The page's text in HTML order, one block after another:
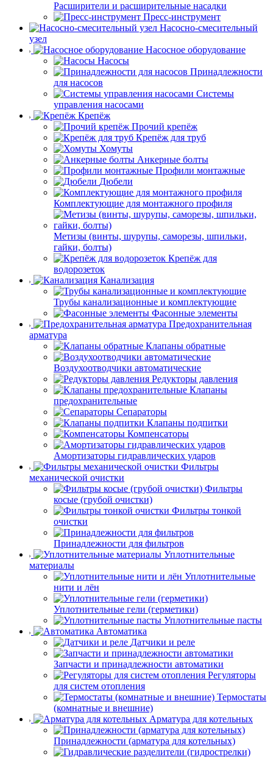
Расширители и расширительные насадки
Пресс-инструмент
Насосно-смесительный
узел
Насосное оборудование
Насосы
Принадлежности
для насосов
Системы
управления насосами
Крепёж
Прочий крепёж
Крепёж для труб
Хомуты
Анкерные болты
Профили монтажные
Дюбели
Комплектующие для монтажного профиля
Метизы (винты, шурупы, саморезы, шпильки,
гайки, болты)
Крепёж для
водорозеток
Канализация
Трубы канализационные и комплектующие
Фасонные элементы
Предохранительная
арматура
Клапаны обратные
Воздухоотводчики автоматические
Редукторы давления
Клапаны
предохранительные
Сепараторы
Клапаны подпитки
Компенсаторы
Амортизаторы гидравлических ударов
Фильтры
механической очистки
Фильтры
косые (грубой очистки)
Фильтры тонкой
очистки
Принадлежности для фильтров
Уплотнительные
материалы
Уплотнительные
нити и лён
Уплотнительные гели (герметики)
Уплотнительные пасты
Автоматика
Датчики и реле
Запчасти и принадлежности автоматики
Регуляторы
для систем отопления
Термостаты
(комнатные и внешние)
Арматура для котельных
Принадлежности (арматура для котельных)